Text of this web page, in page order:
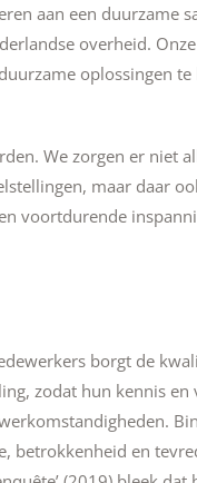
aan een duurzame
overheid.
oplossingen te
We zorgen er niet
maar daar
voortdurende
borgt de
zodat hun kennis
betrokkenheid en